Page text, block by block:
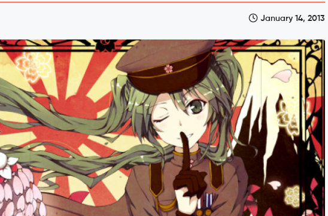
January 14, 2013